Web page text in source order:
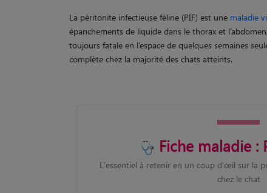
La péritonite infectieuse féline (PIF) est une maladie
épanchements de liquide dans le thorax et
toujours fatale en l’espace de quelques semaines
complète chez la majorité des chats atteints.
Fiche maladie :
L'essentiel à retenir en un coup d’œil sur la
chez le chat